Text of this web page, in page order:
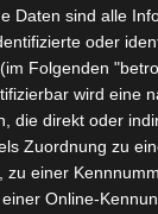
kehren
zurück
Daten sind alle
oder
Folgenden
wird eine
die direkt oder
Zuordnung zu
zu einer
Online-